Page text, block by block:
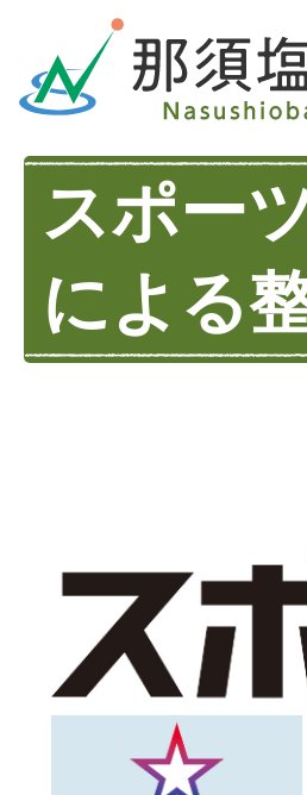
スポー
による